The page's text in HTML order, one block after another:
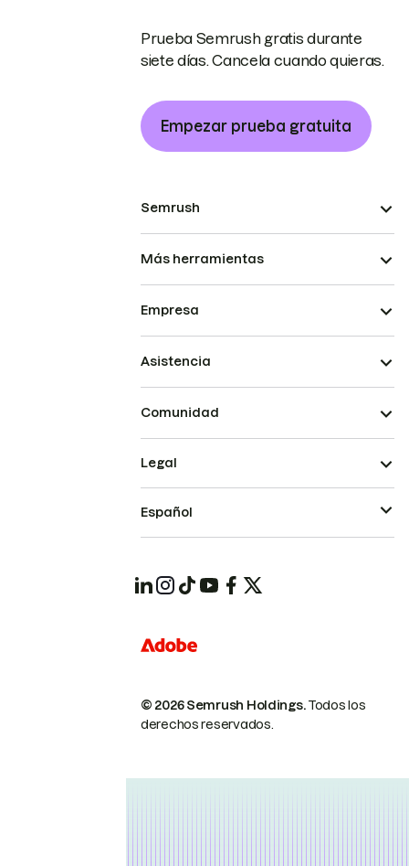
Prueba Semrush gratis durante
siete días. Cancela cuando quieras.
Empezar prueba gratuita
Semrush
Más herramientas
Empresa
Asistencia
Comunidad
© 2026 Semrush Holdings.Todos los
derechos reservados.
Legal
Español